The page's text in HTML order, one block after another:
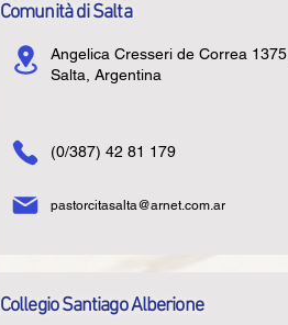
Comunità di Salta
Angelica Cresseri de Correa 1375,
Salta, Argentina
(0/387) 42 81 179
pastorcitasalta@arnet.com.ar
Collegio Santiago Alberione